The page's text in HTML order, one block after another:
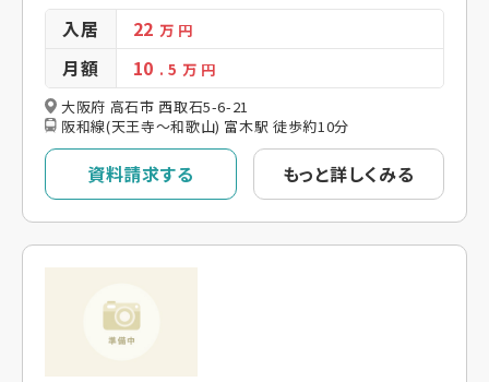
入居 22万 円
月額 10 . 5 万 円
大阪府 高石市 西取石5-6-21
阪和線(天王寺～和歌山) 富木駅 徒歩約10分
資料請求する もっと詳しくみる